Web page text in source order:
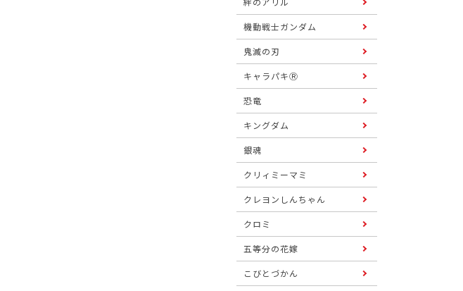
機動戦士ガンダム
鬼滅の刃
キャラパキⓇ
恐竜
キングダム
銀魂
クリィミーマミ
クレヨンしんちゃん
クロミ
五等分の花嫁
こびとづかん